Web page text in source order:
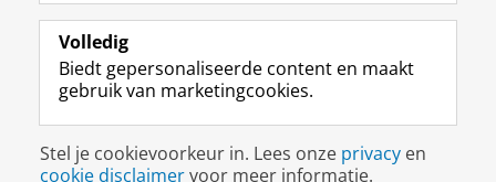
o
p
a
i
n
a
I
-
p
g
i
n
e
R
k
s
u
r
m
c
c
o
e
k
a
a
Alumni
Over ons
Disclaimer & Copyright
Inloggen
Volledig
Biedt gepersonaliseerde content en maakt
gebruik van marketingcookies.
Stel je cookievoorkeur in. Lees onze privacy en
cookie disclaimervoor meer informatie.